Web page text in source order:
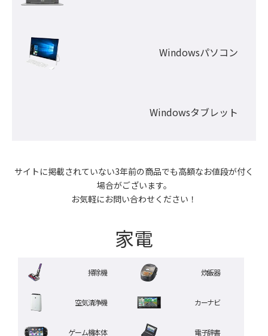
Windowsパソコン
Windowsタブレット
サイトに掲載されていない3年前の商品でも高額なお値段が付く
場合がございます。
お気軽にお問い合わせください！
家電
掃除機 炊飯器
空気清浄機 カーナビ
ゲーム機本体 電子辞書